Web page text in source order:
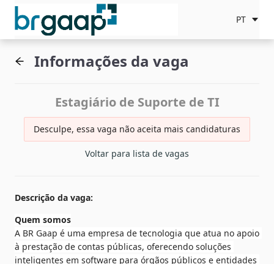
PT
Informações da vaga
Estagiário de Suporte de TI
Desculpe, essa vaga não aceita mais candidaturas
Voltar para lista de vagas
Descrição da vaga:
Quem somos
A BR Gaap é uma empresa de tecnologia que atua no apoio
à prestação de contas públicas, oferecendo soluções
inteligentes em software para órgãos públicos e entidades